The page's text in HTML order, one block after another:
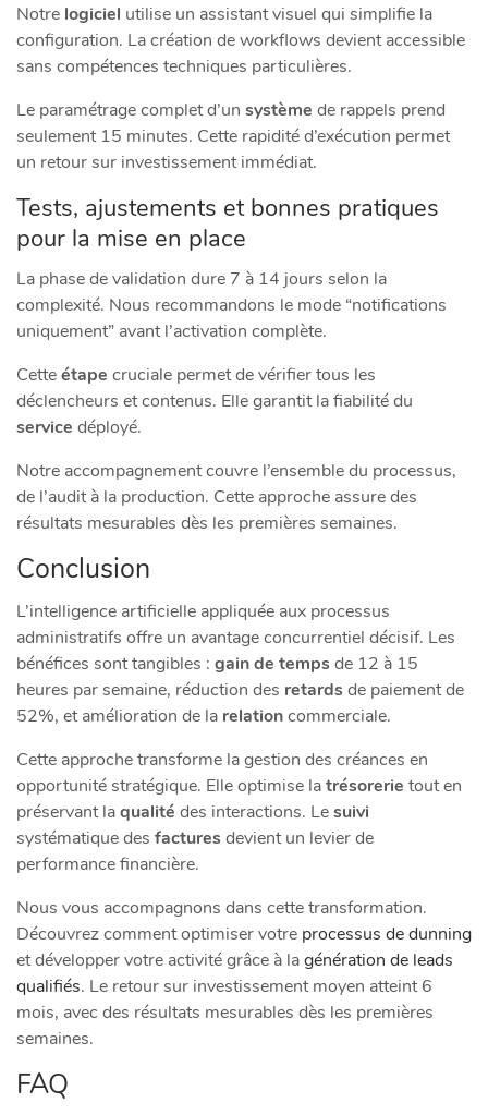
Notre logiciel utilise un assistant visuel qui simplifie la
configuration. La création de workflows devient accessible
sans compétences techniques particulières.
Le paramétrage complet d’un système de rappels prend
seulement 15 minutes. Cette rapidité d’exécution permet
un retour sur investissement immédiat.
Tests, ajustements et bonnes pratiques
pour la mise en place
La phase de validation dure 7 à 14 jours selon la
complexité. Nous recommandons le mode “notifications
uniquement” avant l’activation complète.
Cetteétape cruciale permet de vérifier tous les
déclencheurs et contenus. Elle garantit la fiabilité du
service déployé.
Notre accompagnement couvre l’ensemble du processus,
de l’audit à la production. Cette approche assure des
résultats mesurables dès les premières semaines.
Conclusion
L’intelligence artificielle appliquée aux processus
administratifs offre un avantage concurrentiel décisif. Les
bénéfices sont tangibles : gain de tempsde 12 à 15
heures par semaine, réduction des retardsde paiement de
52%, et amélioration de la relationcommerciale.
Cette approche transforme la gestion des créances en
opportunité stratégique. Elle optimise latrésorerie tout en
préservant laqualité des interactions. Lesuivi
systématique des facturesdevient un levier de
performance financière.
Nous vous accompagnons dans cette transformation.
Découvrez comment optimiser votre processus de dunning
et développer votre activité grâce à lagénération de leads
qualifiés. Le retour sur investissement moyen atteint 6
mois, avec des résultats mesurables dès les premières
semaines.
FAQ